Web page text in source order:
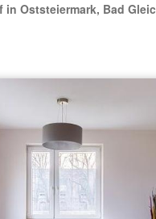
in Oststeiermark, Bad